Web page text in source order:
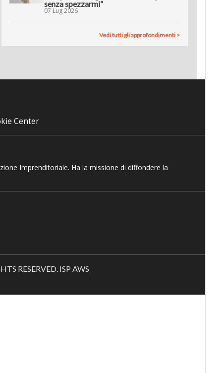
senza spezzarmi”
07 Lug 2026
Vedi tutti gli approfondimenti >
Center
Imprenditoriale. Ha la missione di diffondere la
RESERVED. ISP AWS